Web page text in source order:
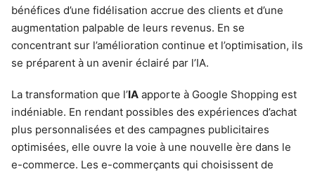
bénéfices d’une fidélisation accrue des clients et d’une
augmentation palpable de leurs revenus. En se
concentrant sur l’amélioration continue et l’optimisation, ils
se préparent à un avenir éclairé par l’IA.
La transformation que l’IA apporte à Google Shopping est
indéniable. En rendant possibles des expériences d’achat
plus personnalisées et des campagnes publicitaires
optimisées, elle ouvre la voie à une nouvelle ère dans le
e-commerce. Les e-commerçants qui choisissent de